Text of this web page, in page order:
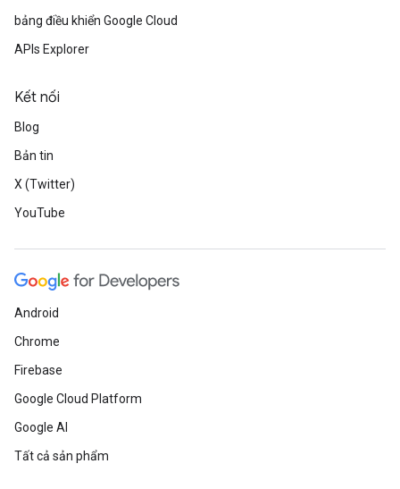
bảng điều khiển Google Cloud
APIs Explorer
Kết nối
Blog
Bản tin
X (Twitter)
YouTube
Android
Chrome
Firebase
Google Cloud Platform
Google AI
Tất cả sản phẩm